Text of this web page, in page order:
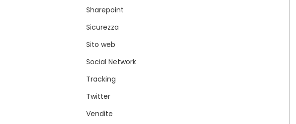
Sharepoint
Sicurezza
Sito web
Social Network
Tracking
Twitter
Vendite